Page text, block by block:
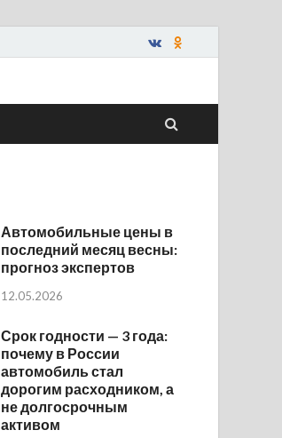
Автомобильные цены в
последний месяц весны:
прогноз экспертов
12.05.2026
Срок годности — 3 года:
почему в России
автомобиль стал
дорогим расходником, а
не долгосрочным
активом